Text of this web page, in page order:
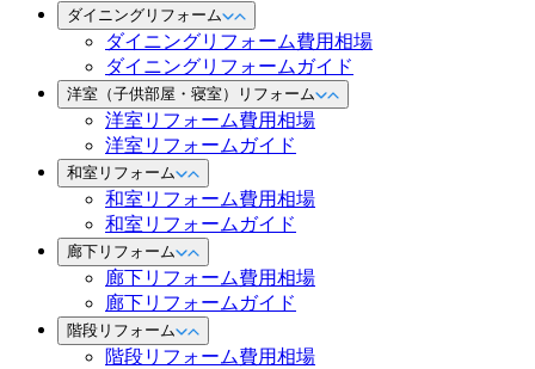
ダイニングリフォーム
ダイニングリフォーム費用相場
ダイニングリフォームガイド
洋室（子供部屋・寝室）リフォーム
洋室リフォーム費用相場
洋室リフォームガイド
和室リフォーム
和室リフォーム費用相場
和室リフォームガイド
廊下リフォーム
廊下リフォーム費用相場
廊下リフォームガイド
階段リフォーム
階段リフォーム費用相場